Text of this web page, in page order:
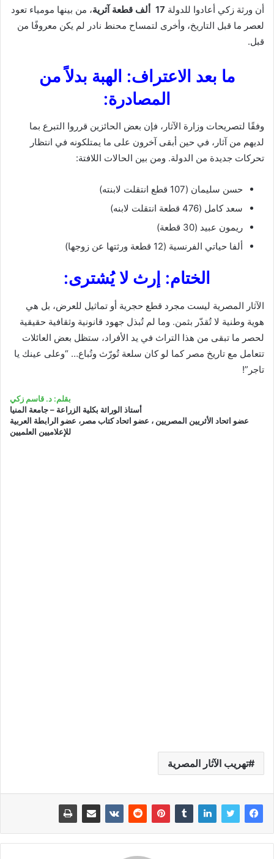
أن ورثة زكي أعادوا للدولة 17 ألف قطعة آثرية، من بينها مومياء تعود
لعصر ما قبل التاريخ، وأخرى لتمساح محنط نادر لم يكن معروفًا من
قبل.
ما بعد الاعتراف: الهبة بدلاً من
المصادرة:
وفقًا لتصريحات وزارة الآثار، فإن بعض الحائزين قرروا التبرع بما
لديهم من آثار، في حين أبقى آخرون على ما يمتلكونه في انتظار
تحركات جديدة من الدولة. ومن بين الحالات اللافتة:
حسن سليمان (107 قطع انتقلت لابنته)
سعد كامل (476 قطعة انتقلت لابنه)
ريمون عبيد (30 قطعة)
ألفا حياتي الفرنسية (12 قطعة ورثتها عن زوجها)
الختام: إرث لا يُشترى:
الآثار المصرية ليست مجرد قطع حجرية أو تماثيل للعرض، بل هي
هوية وطنية لا تُقدّر بثمن. وما لم تُبذل جهود قانونية وثقافية حقيقية
لحصر ما تبقى من هذا التراث في يد الأفراد، ستظل بعض العائلات
تتعامل مع تاريخ مصر كما لو كان سلعة تُورّث وتُباع… “وعلى عينك يا
تاجر”!
بقلم: د. قاسم زكي
أستاذ الوراثة بكلية الزراعة – جامعة المنيا
عضو اتحاد الأثريين المصريين ، عضو اتحاد كتاب مصر، عضو الرابطة العربية
للإعلاميين العلميين
تهريب الآثار المصرية